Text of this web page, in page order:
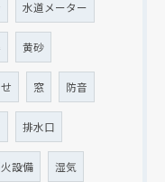
水道メーター
黄砂
窓 防音
排水口
設備 湿気